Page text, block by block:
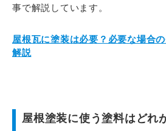
事で解説しています。
屋根瓦に塗装は必要？必要な場合
解説
屋根塗装に使う塗料はどれ